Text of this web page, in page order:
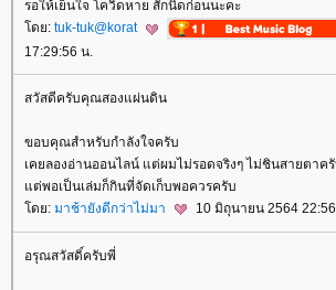
รอให้เย็นใจ โควิดหาย สักนิดก่อนนะคะ
ดย: tuk-tuk@korat
17:29:56 น.
สวัสดีครับคุณสองแผ่นดิน
ขอบคุณสำหรับกำลังใจครับ
เคยลองอ่านออนไลน์ แต่ผมไม่รอดจริงๆ ไม่ชินสายตาค
ต่พอเป็นเล่มก็กินที่จัดเก็บพอควรครับ
ดย: มาช้ายังดีกว่าไม่มา 10 มิถุนายน 2564
อรุณสวัสดิ์ครับพี่